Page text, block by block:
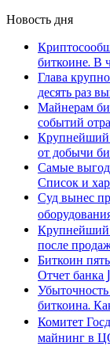
Новость дня
биткоине. В
Глава
десять раз
Майнерам
событий
Крупнейший
от добычи
Самые
Список и
Суд вынес
после
Биткоин
Отчет банка
биткоина.
Комитет
майнинг в